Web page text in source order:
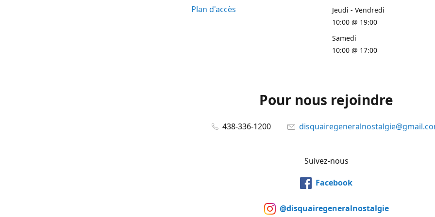
Plan d'accès
Jeudi - Vendredi
10:00 @ 19:00
Samedi
10:00 @ 17:00
Pour nous rejoindre
438-336-1200
Suivez-nous
Facebook
@disquairegeneralnostalgie